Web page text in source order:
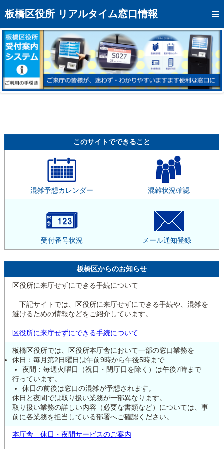
板橋区役所 リアルタイム窓口情報
トップページへ
混雑予想カレンダー
リアルタイム混雑状況
リアルタイム受付番号状況
メール通知登録
モバイルサイト
区役所フロアマップ
このサイトでできること
混雑予想カレンダー 混雑状況確認
受付番号状況 メール通知登録
板橋区からのお知らせ
区役所に来庁せずにできる手続について
下記サイトでは、区役所に来庁せずにできる手続や、混雑を
避けるための情報などをご紹介しています。
区役所に来庁せずにできる手続について
板橋区役所では、区役所本庁舎において一部の窓口業務を
休日：毎月第2日曜日は午前9時から午後5時まで
夜間：毎週火曜日（祝日・閉庁日を除く）は午後7時まで
行っています。
休日の前後は窓口の混雑が予想されます。
休日と夜間では取り扱い業務が一部異なります。
取り扱い業務の詳しい内容（必要な書類など）については、事
前に各業務を担当している部署へご確認ください。
本庁舎 休日・夜間サービスのご案内